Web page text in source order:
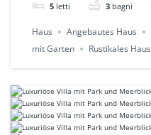
5 letti 3 bagni
Haus Angebautes Haus
mit Garten
Rustikales